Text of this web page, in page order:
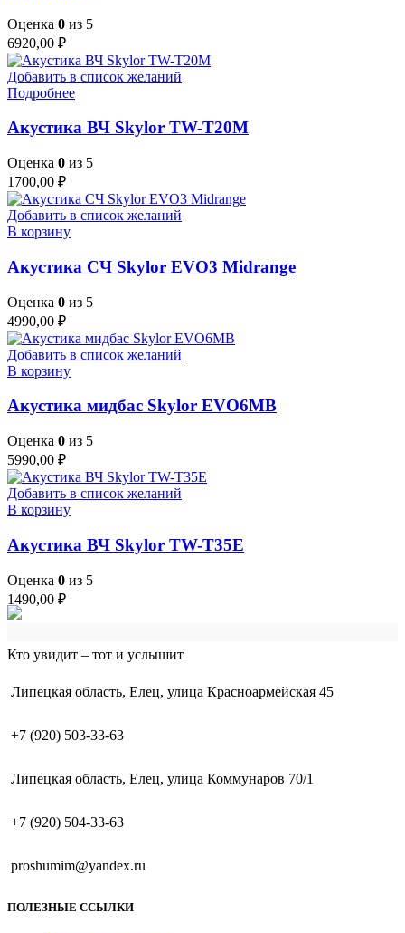
Оценка 0 из 5
6920,00 ₽
Добавить в список желаний
Подробнее
Акустика ВЧ Skylor TW-T20M
Оценка 0 из 5
1700,00 ₽
Добавить в список желаний
В корзину
Акустика СЧ Skylor EVO3 Midrange
Оценка 0 из 5
4990,00 ₽
Добавить в список желаний
В корзину
Акустика мидбас Skylor EVO6MB
Оценка 0 из 5
5990,00 ₽
Добавить в список желаний
В корзину
Акустика ВЧ Skylor TW-T35E
Оценка 0 из 5
1490,00 ₽
Кто увидит – тот и услышит
Липецкая область, Елец, улица Красноармейская 45
+7 (920) 503-33-63
Липецкая область, Елец, улица Коммунаров 70/1
+7 (920) 504-33-63
proshumim@yandex.ru
ПОЛЕЗНЫЕ ССЫЛКИ